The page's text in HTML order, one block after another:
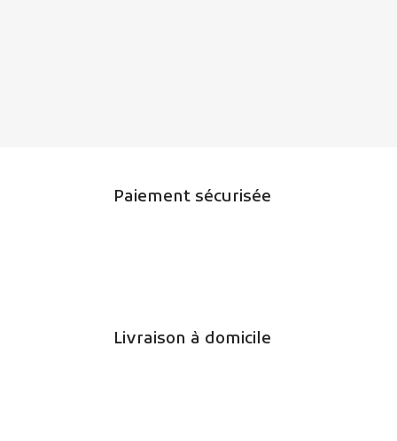
Paiement sécurisée
Livraison à domicile